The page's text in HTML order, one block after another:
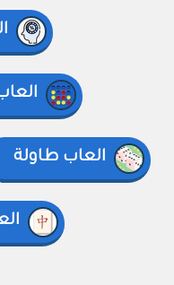
العاب 4 على
العاب طاولة